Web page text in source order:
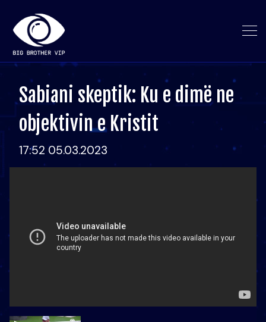
Sabiani skeptik: Ku e dimë ne
objektivin e Kristit
17:52 05.03.2023